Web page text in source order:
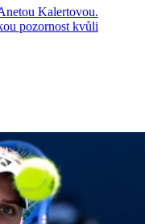
Kalertovou.
pozornost kvůli